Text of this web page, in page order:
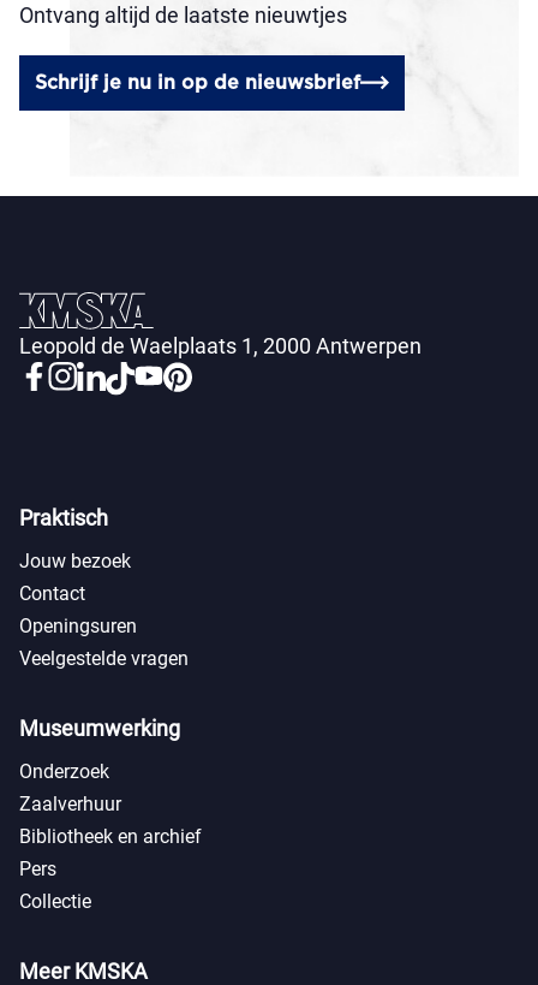
Ontvang altijd de laatste nieuwtjes
Schrijf je nu in op de nieuwsbrief
Leopold de Waelplaats 1, 2000 Antwerpen
Praktisch
Jouw bezoek
Contact
Openingsuren
Veelgestelde vragen
Museumwerking
Onderzoek
Zaalverhuur
Bibliotheek en archief
Pers
Collectie
Meer KMSKA